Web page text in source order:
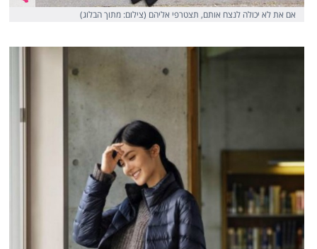
אם את לא יכולה לנצח אותם, תצטרפי אליהם (צילום: מתוך הבלוג)